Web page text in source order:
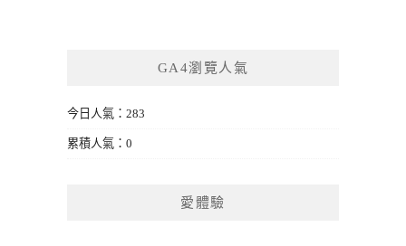
GA4瀏覽人氣
今日人氣：283
累積人氣：0
愛體驗